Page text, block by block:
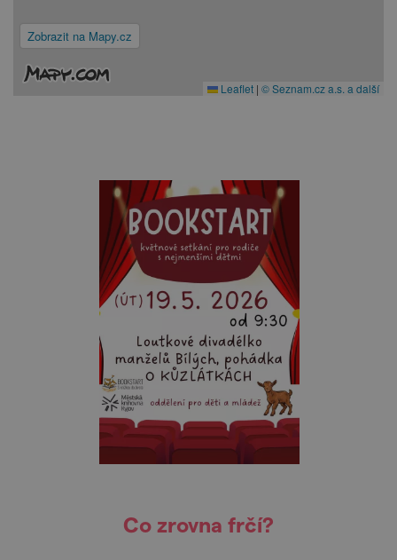
Zobrazit na Mapy.cz
Leaflet | © Seznam.cz a.s. a další
Co zrovna frčí?